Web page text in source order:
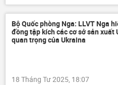
Nga
Chính trị
Bộ Quốc phòng Nga: LLVT Nga
đồng tập kích các cơ sở sản xuất
quan trọng của Ukraina
18 Tháng Tư 2025, 18:07